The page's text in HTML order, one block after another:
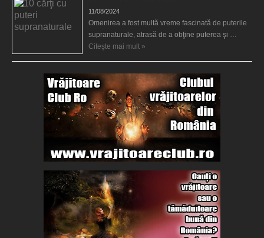
11/08/2024
Omenirea a fost multă vreme fascinată de puterile
supranaturale, atrasă de a obţine puterea şi …
Citește mai mult »